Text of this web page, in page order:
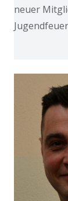
neuer